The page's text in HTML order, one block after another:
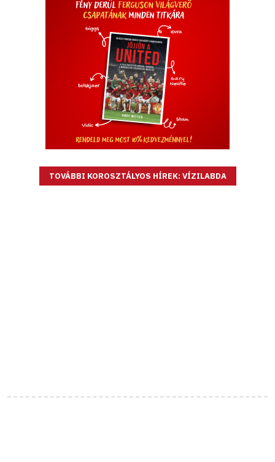
TOVÁBBI KOROSZTÁLYOS HÍREK: VÍZILABDA